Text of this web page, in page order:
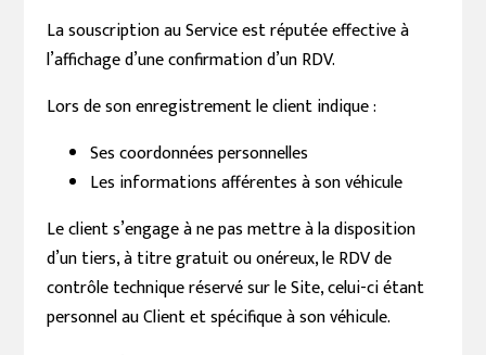
La souscription au Service est réputée effective à
l’affichage d’une confirmation d’un RDV.
Lors de son enregistrement le client indique :
Ses coordonnées personnelles
Les informations afférentes à son véhicule
Le client s’engage à ne pas mettre à la disposition
d’un tiers, à titre gratuit ou onéreux, le RDV de
contrôle technique réservé sur le Site, celui-ci étant
personnel au Client et spécifique à son véhicule.